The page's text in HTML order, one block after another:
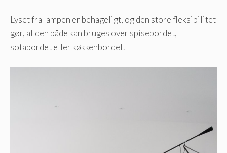
Lyset fra lampen er behageligt, og den store fleksibilitet
gør, at den både kan bruges over spisebordet,
sofabordet eller køkkenbordet.